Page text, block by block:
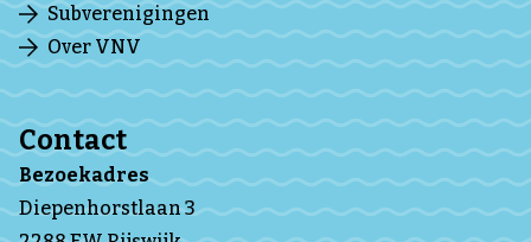
Subverenigingen
Over VNV
Contact
Bezoekadres
Diepenhorstlaan 3